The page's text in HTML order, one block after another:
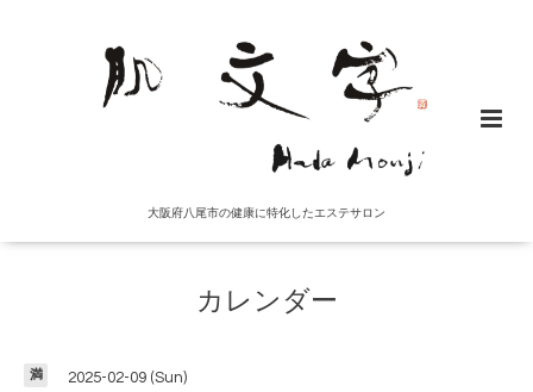
大阪府八尾市の健康に特化したエステサロン
カレンダー
満 2025-02-09 (Sun)